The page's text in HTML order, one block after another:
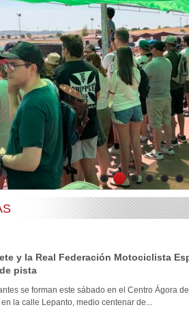
1 2 3 4 5 6
y la Real Federación Motociclista
pista
se forman este sábado en el Centro Ágora
la calle Lepanto, medio centenar de...